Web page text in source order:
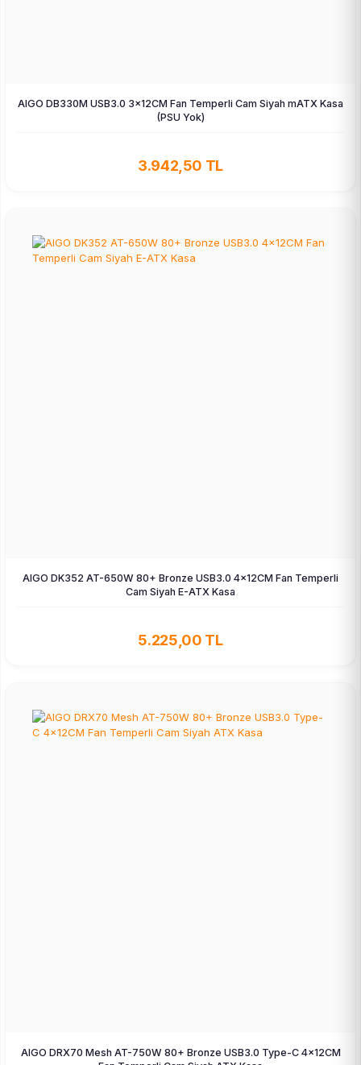
AIGO DB330M USB3.0 3×12CM Fan Temperli Cam Siyah mATX Kasa
(PSU Yok)
3.942,50 TL
AIGO DK352 AT-650W 80+ Bronze USB3.0 4×12CM Fan Temperli
Cam Siyah E-ATX Kasa
5.225,00 TL
AIGO DRX70 Mesh AT-750W 80+ Bronze USB3.0 Type-C 4×12CM